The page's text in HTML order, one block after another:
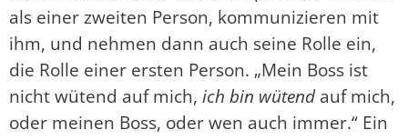
als einer zweiten Person, kommunizieren mit
ihm, und nehmen dann auch seine Rolle ein,
die Rolle einer ersten Person. „Mein Boss ist
nicht wütend auf mich, ich bin wütendauf mich,
oder meinen Boss, oder wen auch immer.“ Ein